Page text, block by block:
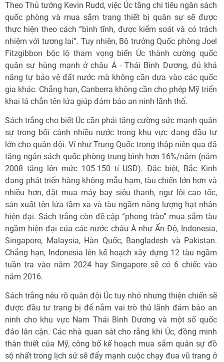
Theo Thủ tướng Kevin Rudd, việc Úc tăng chi tiêu ngân sách
quốc phòng và mua sắm trang thiết bị quân sự sẽ được
thực hiện theo cách “bình tĩnh, được kiểm soát và có trách
nhiệm với tương lai”. Tuy nhiên, Bộ trưởng Quốc phòng Joel
Fitzgibbon bộc lộ tham vọng biến Úc thành cường quốc
quân sự hùng mạnh ở châu Á - Thái Bình Dương, đủ khả
năng tự bảo vệ đất nước mà không cần dựa vào các quốc
gia khác. Chẳng hạn, Canberra không cần cho phép Mỹ triển
khai lá chắn tên lửa giúp đảm bảo an ninh lãnh thổ.
Sách trắng cho biết Úc cần phải tăng cường sức mạnh quân
sự trong bối cảnh nhiều nước trong khu vực đang đầu tư
lớn cho quân đội. Ví như Trung Quốc trong thập niên qua đã
tăng ngân sách quốc phòng trung bình hơn 16%/năm (năm
2008 tăng lên mức 105-150 tỉ USD). Đặc biệt, Bắc Kinh
đang phát triển hàng không mẫu hạm, tàu chiến lớn hơn và
nhiều hơn, đặt mua máy bay siêu thanh, ngư lôi cao tốc,
sản xuất tên lửa tầm xa và tàu ngầm năng lượng hạt nhân
hiện đại. Sách trắng còn đề cập “phong trào” mua sắm tàu
ngầm hiện đại của các nước châu Á như Ấn Độ, Indonesia,
Singapore, Malaysia, Hàn Quốc, Bangladesh và Pakistan.
Chẳng hạn, Indonesia lên kế hoạch xây dựng 12 tàu ngầm
tuần tra vào năm 2024 hay Singapore sẽ có 6 chiếc vào
năm 2016.
Sách trắng nêu rõ quân đội Úc tuy nhỏ nhưng thiện chiến sẽ
được đầu tư trang bị để nắm vai trò thủ lãnh đảm bảo an
ninh cho khu vực Nam Thái Bình Dương và một số quốc
đảo lân cận. Các nhà quan sát cho rằng khi Úc, đồng minh
thân thiết của Mỹ, công bố kế hoạch mua sắm quân sự đồ
sộ nhất trong lịch sử sẽ đẩy mạnh cuộc chạy đua vũ trang ở